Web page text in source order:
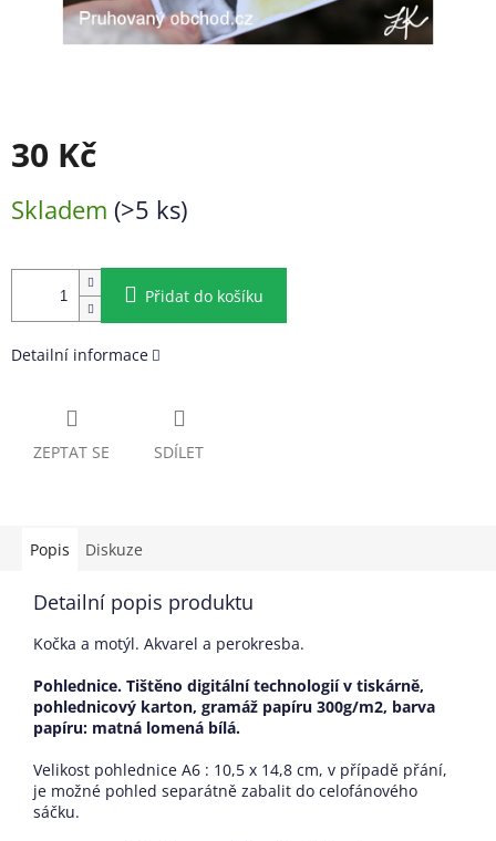
30 Kč
cena:
Skladem (>5 ks)
Přidat do košíku
Detailní informace
ZEPTAT SE SDÍLET
Popis Diskuze
Detailní popis produktu
Kočka a motýl. Akvarel a perokresba.
Pohlednice. Tištěno digitální technologií v tiskárně,
pohlednicový karton, gramáž papíru 300g/m2, barva
papíru: matná lomená bílá.
Velikost pohlednice A6 : 10,5 x 14,8 cm, v případě přání,
je možné pohled separátně zabalit do celofánového
sáčku.